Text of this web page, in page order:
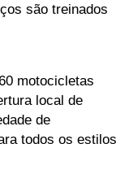
são treinados
motocicletas
local de
de
todos os estilos